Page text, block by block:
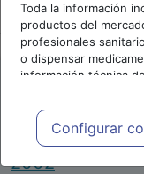
Toda la información
productos del
profesionales
o dispensar
información técnica
meramente
profesionales
cada caso concreto,
necesidades del
Configurar
Repositorio de
Psicologia.com
2002